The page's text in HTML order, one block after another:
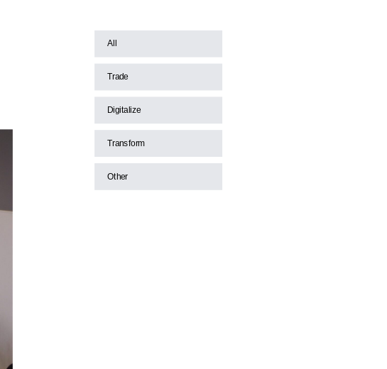
All
Trade
Digitalize
Transform
Other